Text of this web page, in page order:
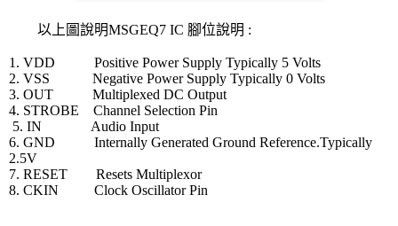
以上圖說明MSGEQ7 IC 腳位說明 :
1. VDD Positive Power Supply Typically 5 Volts
2. VSS Negative Power Supply Typically 0 Volts
3. OUT Multiplexed DC Output
4. STROBE Channel Selection Pin
5. IN Audio Input
6. GND Internally Generated Ground Reference.Typically
2.5V
7. RESET Resets Multiplexor
8. CKIN Clock Oscillator Pin